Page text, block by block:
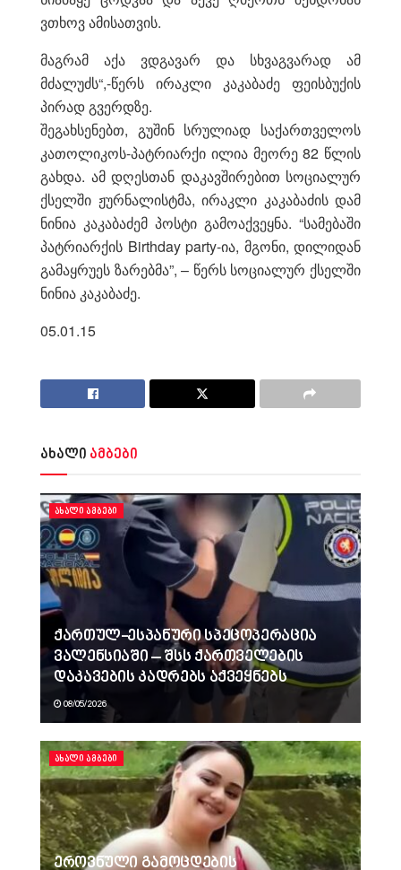
ვთხოვ ამისათვის.
მაგრამ აქა ვდგავარ და სხვაგვარად ამ
მძალუძს“,-წერს ირაკლი კაკაბაძე ფეისბუქის
პირად გვერდზე.
შეგახსენებთ, გუშინ სრულიად საქართველოს
კათოლიკოს-პატრიარქი ილია მეორე 82 წლის
გახდა. ამ დღესთან დაკავშირებით სოციალურ
ქსელში ჟურნალისტმა, ირაკლი კაკაბაძის დამ
ნინია კაკაბაძემ პოსტი გამოაქვეყნა. “სამებაში
პატრიარქის Birthday party-ია, მგონი, დილიდან
გამაყრუეს ზარებმა”, – წერს სოციალურ ქსელში
ნინია კაკაბაძე.
05.01.15
ახალი ამბები
ᲐᲮᲐᲚᲘ ᲐᲛᲑᲔᲑᲘ
ქართულ-ესპანური სპეცოპერაცია
ვალენსიაში – შსს ქართველების
დაკავების კადრებს აქვეყნებს
08/05/2026
ᲐᲮᲐᲚᲘ ᲐᲛᲑᲔᲑᲘ
ეროვნული გამოცდების